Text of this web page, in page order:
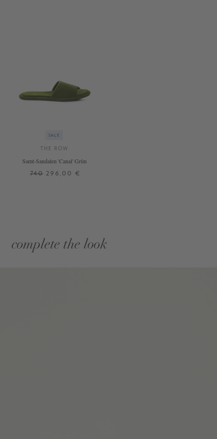
SALE
THE ROW
Samt-Sandalen 'Canal' Grün
740 296,00 €
complete the look